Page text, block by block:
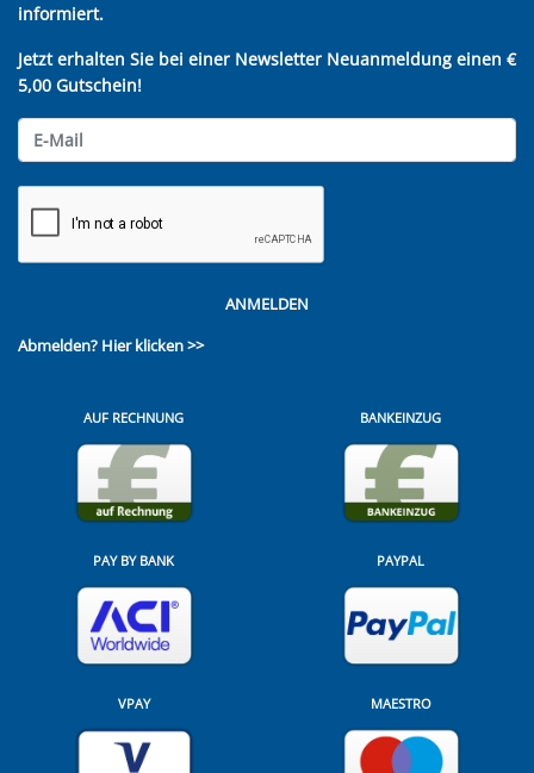
informiert.
Jetzt erhalten Sie bei einer Newsletter Neuanmeldung einen €
5,00 Gutschein!
ANMELDEN
Abmelden? Hier klicken >>
AUF RECHNUNG BANKEINZUG
PAY BY BANK PAYPAL
VPAY MAESTRO